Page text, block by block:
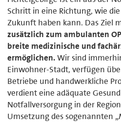
Schritt in eine Richtung, wie
Zukunft haben kann. Das Ziel
zusätzlich zum ambulanten
breite medizinische und
ermöglichen.Wir sind
Einwohner-Stadt, verfügen
Betriebe und handwerkliche
verdient eine adäquate
Notfallversorgung in der
Umsetzung des sogenannten